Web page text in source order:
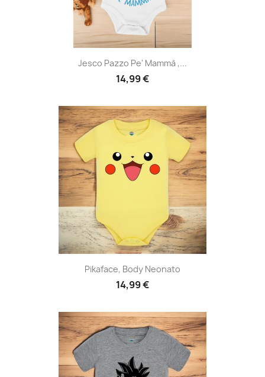
Jesco Pazzo Pe' Mammà ,...
14,99 €
Pikaface, Body Neonato
14,99 €